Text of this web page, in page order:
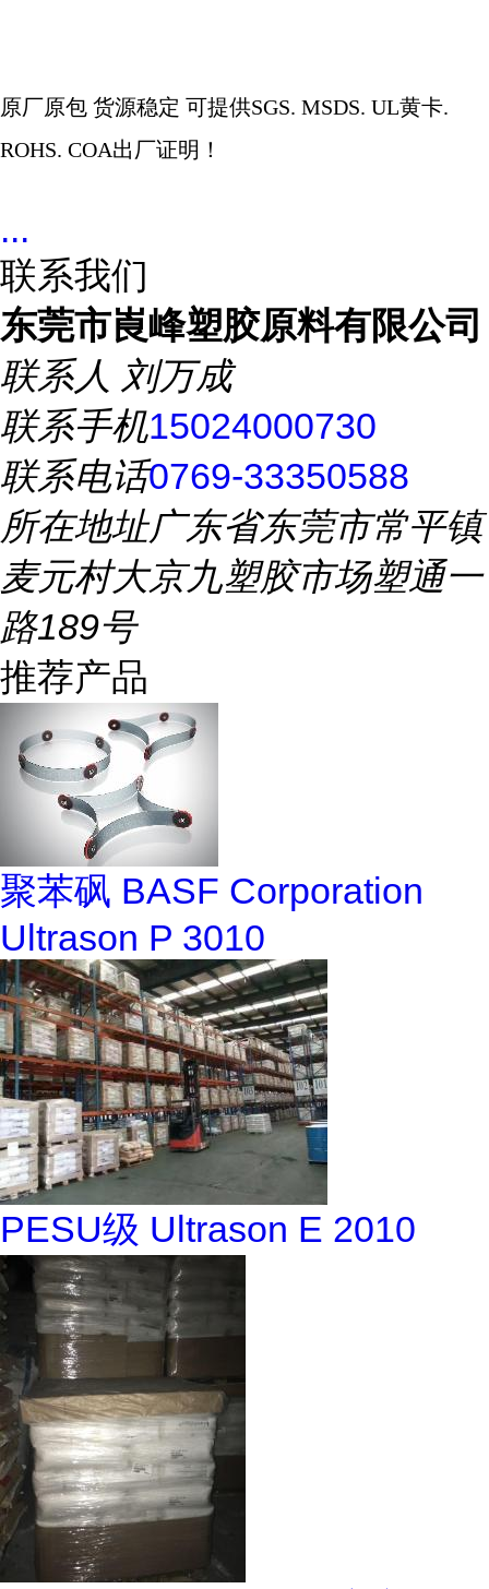
原厂原包 货源稳定 可提供SGS. MSDS. UL黄卡.
ROHS. COA出厂证明！
...
联系我们
东莞市崀峰塑胶原料有限公司
联系人 刘万成
联系手机15024000730
联系电话0769-33350588
所在地址广东省东莞市常平镇
麦元村大京九塑胶市场塑通一
路189号
推荐产品
聚苯砜 BASF Corporation
Ultrason P 3010
PESU级 Ultrason E 2010